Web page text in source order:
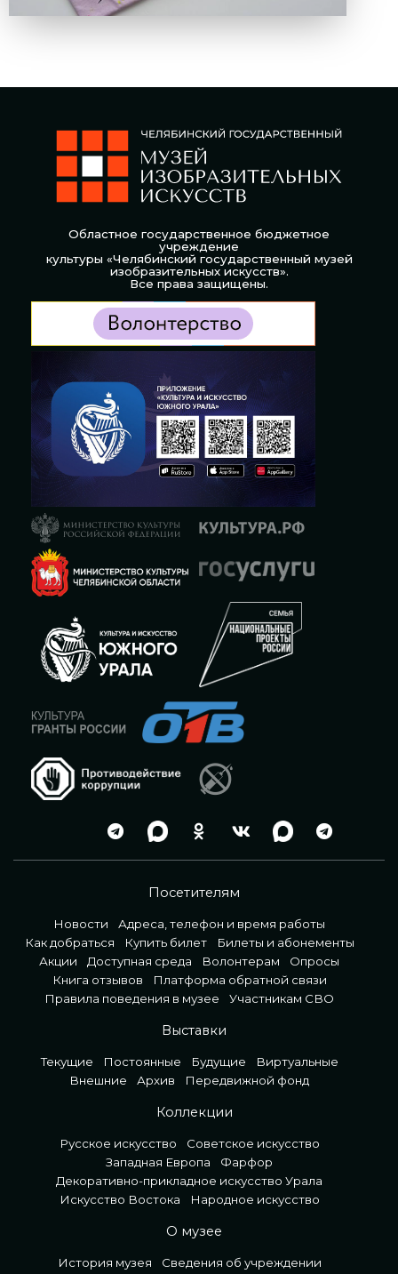
Областное государственное бюджетное
учреждение
культуры «Челябинский государственный музей
изобразительных искусств».
Все права защищены.
Посетителям
Новости
Адреса, телефон и время работы
Как добраться
Купить билет
Билеты и абонементы
Акции
Доступная среда Волонтерам
Опросы
Книга отзывов
Платформа обратной связи
Правила поведения в музее
Участникам СВО
Выставки
Текущие Постоянные Будущие
Виртуальные
Внешние
Архив Передвижной фонд
Коллекции
Русское искусство
Советское искусство
Западная Европа
Фарфор
Декоративно-прикладное искусство Урала
Искусство Востока
Народное искусство
О музее
История музея Сведения об учреждении